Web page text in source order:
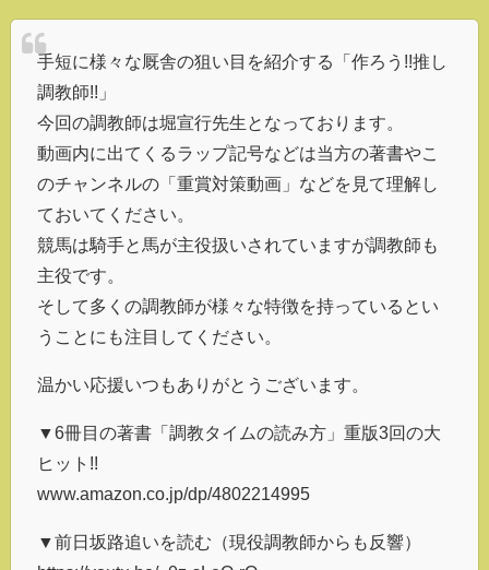
手短に様々な厩舎の狙い目を紹介する「作ろう!!推し
調教師!!」
今回の調教師は堀宣行先生となっております。
動画内に出てくるラップ記号などは当方の著書やこ
のチャンネルの「重賞対策動画」などを見て理解し
ておいてください。
競馬は騎手と馬が主役扱いされていますが調教師も
主役です。
そして多くの調教師が様々な特徴を持っているとい
うことにも注目してください。
温かい応援いつもありがとうございます。
▼6冊目の著書「調教タイムの読み方」重版3回の大
ヒット!!
www.amazon.co.jp/dp/4802214995
▼前日坂路追いを読む（現役調教師からも反響）